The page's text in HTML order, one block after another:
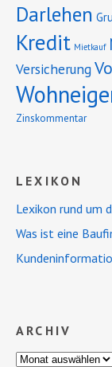
Darlehen
Kredit Mietkauf
Versicherung
Zinskommentar
LEXIKON
Lexikon rund um
Was ist eine
ARCHIV